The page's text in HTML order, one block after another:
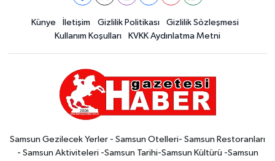
Künye İletişim Gizlilik Politikası
Gizlilik Sözleşmesi
Kullanım Koşulları
KVKK Aydınlatma Metni
Samsun Gezilecek Yerler - Samsun Otelleri- Samsun Restoranları
- Samsun Aktiviteleri -Samsun Tarihi-Samsun Kültürü -Samsun